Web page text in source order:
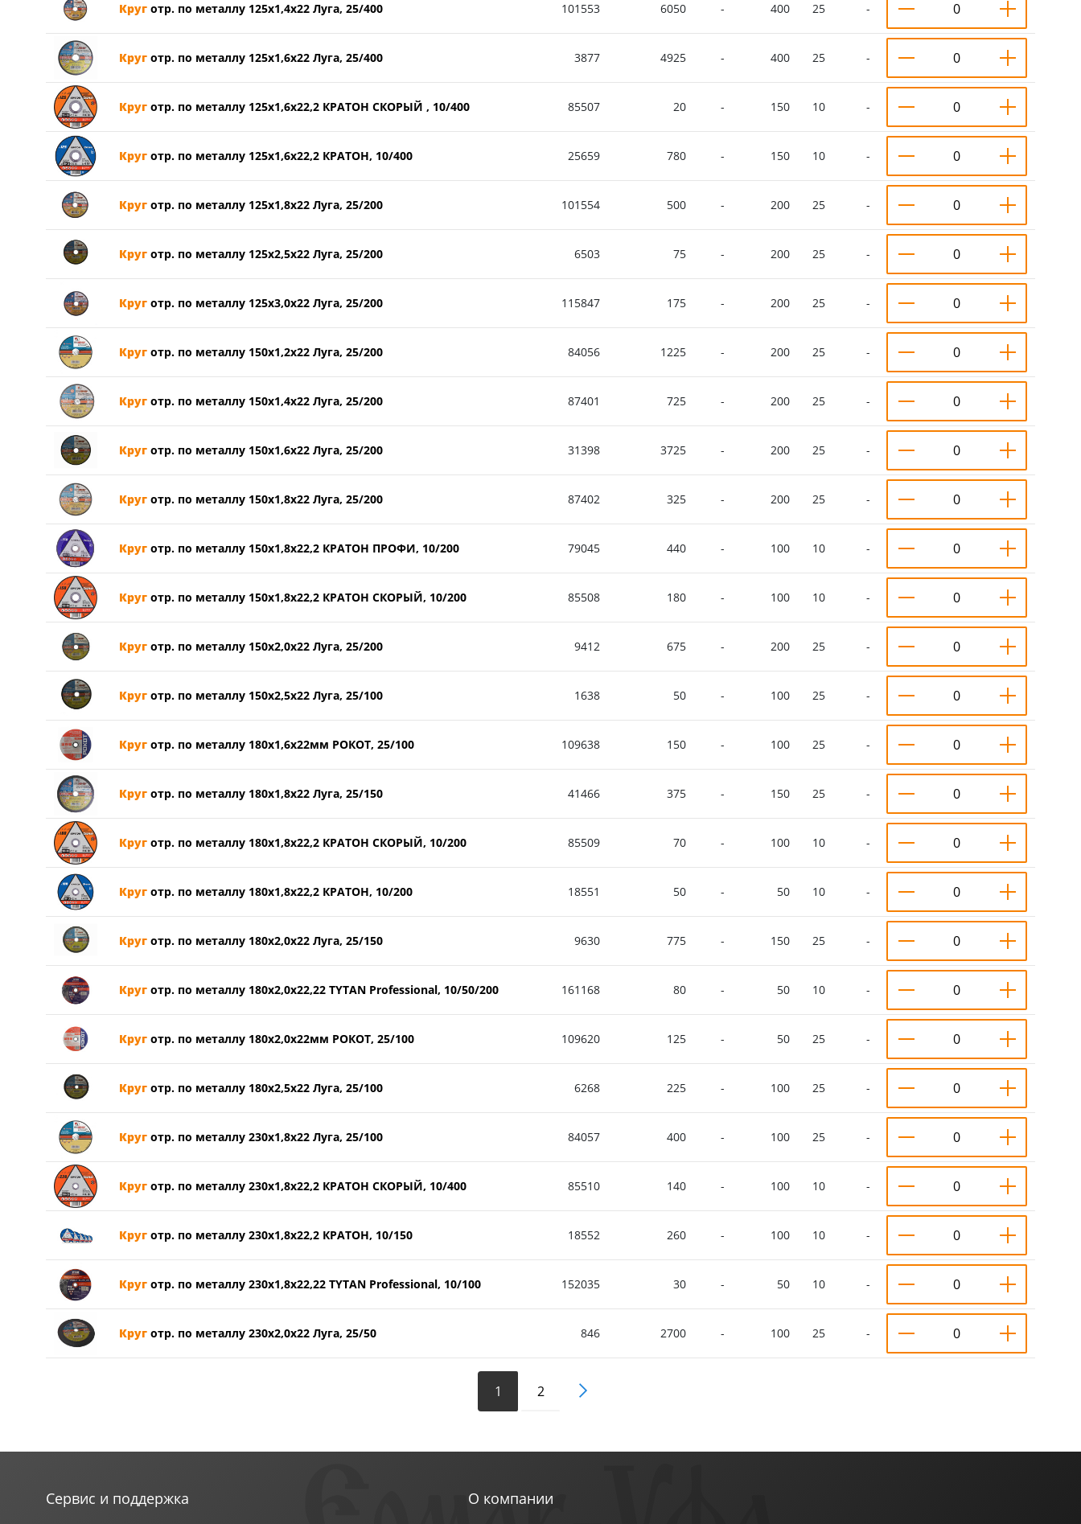
Круг отр. по металлу 125х1,4х22 Луга, 25/400 101553 6050 - 400 25 -
Круг отр. по металлу 125х1,6х22 Луга, 25/400 3877 4925 - 400 25 -
Круг отр. по металлу 125х1,6х22,2 КРАТОН СКОРЫЙ , 10/400 85507 20 - 150 10 -
Круг отр. по металлу 125х1,6х22,2 КРАТОН, 10/400 25659 780 - 150 10 -
Круг отр. по металлу 125х1,8х22 Луга, 25/200 101554 500 - 200 25 -
Круг отр. по металлу 125х2,5х22 Луга, 25/200 6503 75 - 200 25 -
Круг отр. по металлу 125х3,0х22 Луга, 25/200 115847 175 - 200 25 -
Круг отр. по металлу 150х1,2х22 Луга, 25/200 84056 1225 - 200 25 -
Круг отр. по металлу 150х1,4х22 Луга, 25/200 87401 725 - 200 25 -
Круг отр. по металлу 150х1,6х22 Луга, 25/200 31398 3725 - 200 25 -
Круг отр. по металлу 150х1,8х22 Луга, 25/200 87402 325 - 200 25 -
Круг отр. по металлу 150х1,8х22,2 КРАТОН ПРОФИ, 10/200 79045 440 - 100 10 -
Круг отр. по металлу 150х1,8х22,2 КРАТОН СКОРЫЙ, 10/200 85508 180 - 100 10 -
Круг отр. по металлу 150х2,0х22 Луга, 25/200 9412 675 - 200 25 -
Круг отр. по металлу 150х2,5х22 Луга, 25/100 1638 50 - 100 25 -
Круг отр. по металлу 180х1,6х22мм РОКОТ, 25/100 109638 150 - 100 25 -
Круг отр. по металлу 180х1,8х22 Луга, 25/150 41466 375 - 150 25 -
Круг отр. по металлу 180х1,8х22,2 КРАТОН СКОРЫЙ, 10/200 85509 70 - 100 10 -
Круг отр. по металлу 180х1,8х22,2 КРАТОН, 10/200 18551 50 - 50 10 -
Круг отр. по металлу 180х2,0х22 Луга, 25/150 9630 775 - 150 25 -
Круг отр. по металлу 180х2,0х22,22 TYTAN Professional, 10/50/200 161168 80 - 50 10 -
Круг отр. по металлу 180х2,0х22мм РОКОТ, 25/100 109620 125 - 50 25 -
Круг отр. по металлу 180х2,5х22 Луга, 25/100 6268 225 - 100 25 -
Круг отр. по металлу 230х1,8х22 Луга, 25/100 84057 400 - 100 25 -
Круг отр. по металлу 230х1,8х22,2 КРАТОН СКОРЫЙ, 10/400 85510 140 - 100 10 -
Круг отр. по металлу 230х1,8х22,2 КРАТОН, 10/150 18552 260 - 100 10 -
Круг отр. по металлу 230х1,8х22,22 TYTAN Professional, 10/100 152035 30 - 50 10 -
Круг отр. по металлу 230х2,0х22 Луга, 25/50 846 2700 - 100 25 -
1 2
Сервис и поддержка О компании